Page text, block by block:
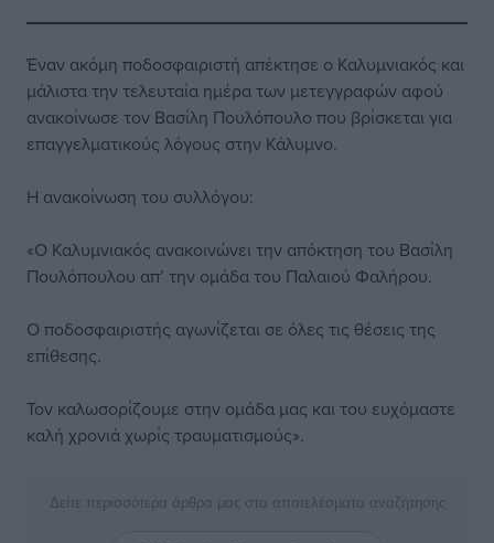
Έναν ακόμη ποδοσφαιριστή απέκτησε ο Καλυμνιακός και
μάλιστα την τελευταία ημέρα των μετεγγραφών αφού
ανακοίνωσε τον Βασίλη Πουλόπουλο που βρίσκεται για
επαγγελματικούς λόγους στην Κάλυμνο.
Η ανακοίνωση του συλλόγου:
«Ο Καλυμνιακός ανακοινώνει την απόκτηση του Βασίλη
Πουλόπουλου απ’ την ομάδα του Παλαιού Φαλήρου.
Ο ποδοσφαιριστής αγωνίζεται σε όλες τις θέσεις της
επίθεσης.
Τον καλωσορίζουμε στην ομάδα μας και του ευχόμαστε
καλή χρονιά χωρίς τραυματισμούς».
Δείτε περισσότερα άρθρα μας στα αποτελέσματα αναζήτησης